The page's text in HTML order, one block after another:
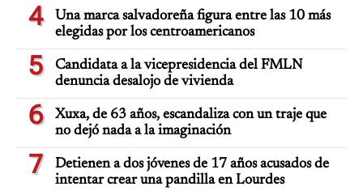
4
Una marca salvadoreña figura entre las 10 más
elegidas por los centroamericanos
5
Candidata a la vicepresidencia del FMLN
denuncia desalojo de vivienda
6
Xuxa, de 63 años, escandaliza con un traje que
no dejó nada a la imaginación
7
Detienen a dos jóvenes de 17 años acusados de
intentar crear una pandilla en Lourdes